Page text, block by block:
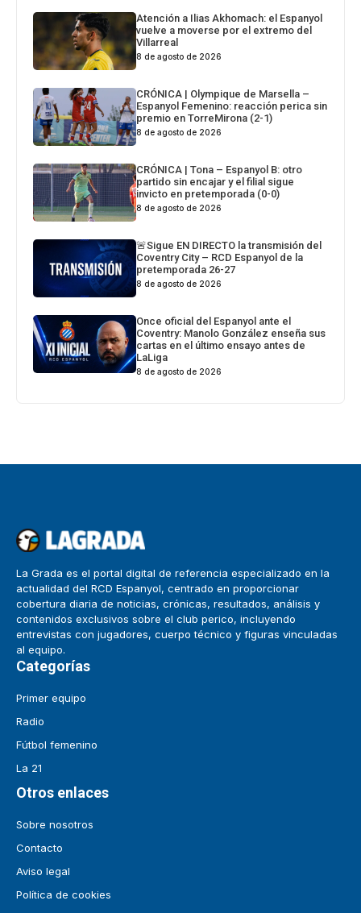
Atención a Ilias Akhomach: el Espanyol
vuelve a moverse por el extremo del
Villarreal
8 de agosto de 2026
CRÓNICA | Olympique de Marsella –
Espanyol Femenino: reacción perica sin
premio en TorreMirona (2-1)
8 de agosto de 2026
CRÓNICA | Tona – Espanyol B: otro
partido sin encajar y el filial sigue
invicto en pretemporada (0-0)
8 de agosto de 2026
🚨Sigue EN DIRECTO la transmisión del
Coventry City – RCD Espanyol de la
pretemporada 26-27
8 de agosto de 2026
Once oficial del Espanyol ante el
Coventry: Manolo González enseña sus
cartas en el último ensayo antes de
LaLiga
8 de agosto de 2026
La Grada es el portal digital de referencia especializado en la
actualidad del RCD Espanyol, centrado en proporcionar
cobertura diaria de noticias, crónicas, resultados, análisis y
contenidos exclusivos sobre el club perico, incluyendo
entrevistas con jugadores, cuerpo técnico y figuras vinculadas
al equipo.
Categorías
Primer equipo
Radio
Fútbol femenino
La 21
Otros enlaces
Sobre nosotros
Contacto
Aviso legal
Política de cookies